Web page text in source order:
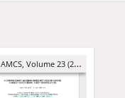
AMCS, Volume 23 (2013)